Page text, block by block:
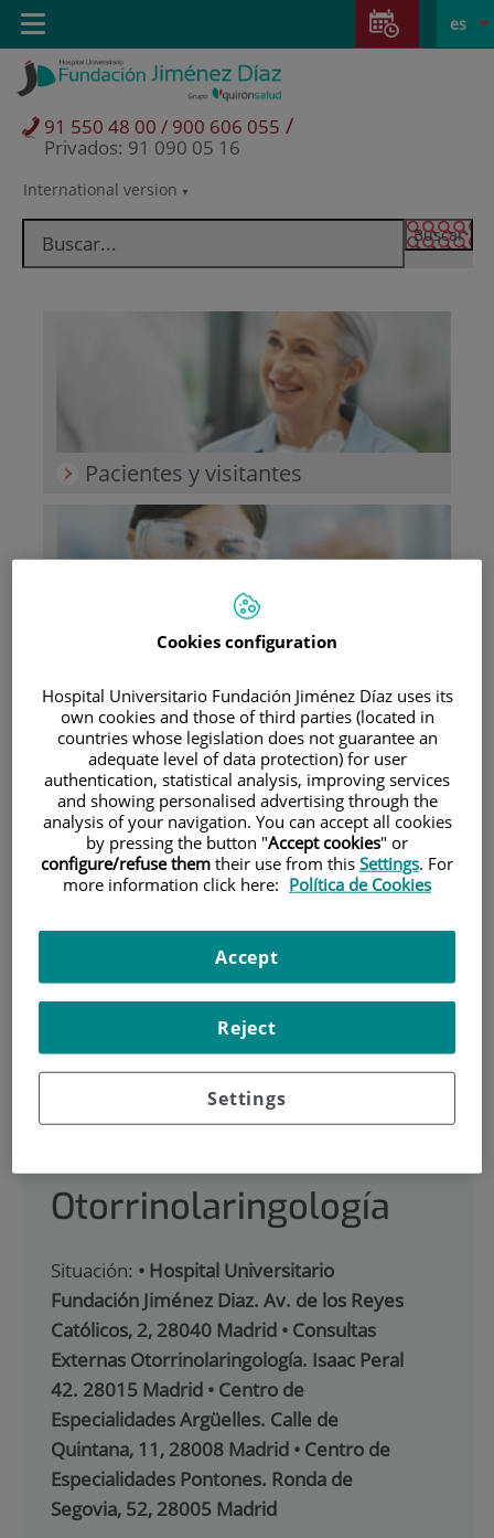
Saltar al contenido
Saltar
contenido
Selector
idioma
activo
es
International version
91 550 48 00 / 900 606 055 /
Privados: 91 090 05 16
Toggle
navigation
Pacientes y visitantes
Docencia
Teléfono de atención al usuario
900 301 013
CARTERA DE SERVICIOS
|OTORRINOLARINGOLOGÍA|EQUIPO MÉDICO
Otorrinolaringología
Situación: • Hospital Universitario
Fundación Jiménez Diaz. Av. de los Reyes
Católicos, 2, 28040 Madrid • Consultas
Externas Otorrinolaringología. Isaac Peral
42. 28015 Madrid • Centro de
Especialidades Argüelles. Calle de
Quintana, 11, 28008 Madrid • Centro de
Especialidades Pontones. Ronda de
Segovia, 52, 28005 Madrid
Cookies configuration
Hospital Universitario Fundación Jiménez Díaz uses its
own cookies and those of third parties (located in
countries whose legislation does not guarantee an
adequate level of data protection) for user
authentication, statistical analysis, improving services
and showing personalised advertising through the
analysis of your navigation. You can accept all cookies
by pressing the button "Accept cookies" or
configure/refuse them their use from this Settings. For
more information click here: Política de Cookies
Settings
Reject
Accept